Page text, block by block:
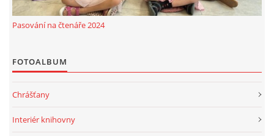
GRANTY A DOTACE
FREE WIFI
VÝZNAČNÍ RODÁCI
Pasování na čtenáře 2024
FOTOALBUM
Chrášťany
Interiér knihovny